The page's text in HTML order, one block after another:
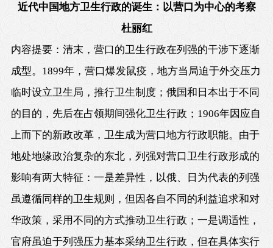
近代中国地方卫生行政的诞生： 以营口为中心的考察
杜丽红
内容提要：清末，营口的卫生行政在列强的干涉下逐渐
成型。 1899年，营口爆发鼠疫，地方当局迫于外交压力
临时设立卫生局，推行卫生制度；俄国和日本出于不同
的目的，先后在占领期间强化卫生行政； 1906年因应自
上而下的新政改革，卫生成为营口地方行政职能。由于
地处地缘政治复杂的东北，列强对营口卫生行政形成的
影响有两大特征：一是差异性，以俄、日为代表的列强
虽遵循同样的卫生规则，但因各自不同的利益追求和对
华政策，采用不同的方式推动卫生行政；一是调适性，
官府虽迫于列强压力基本采纳卫生行政，但在具体实行